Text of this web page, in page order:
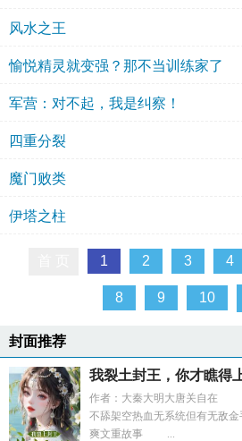
风水之王
愉悦精灵就变强？那不当训练家了
军营：对不起，我是纠察！
四重分裂
魔门败类
伊塔之柱
1 2 3 4
8 9 10
封面推荐
我裂土封王，你才瞧得
作者：大秦大明大唐关自在
不舔架空热血无系统但有无敌
爽文重故事 ...